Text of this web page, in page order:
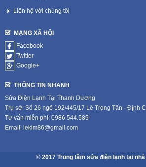
Liên hệ với chúng tôi
MẠNG XÃ HỘI
Facebook
Twitter
Google+
THÔNG TIN NHANH
Sửa Điện Lạnh Tại Thanh Dương
Trụ sở: Số 26 ngõ 192/445/17 Lê Trọng Tấn - Định
Tư vấn miễn phí: 0986.544.589
Email: lekim86@gmail.com
© 2017 Trung tâm sửa điện lạnh tại